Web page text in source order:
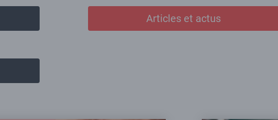
Articles et actus